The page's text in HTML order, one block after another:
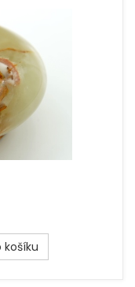
košíku